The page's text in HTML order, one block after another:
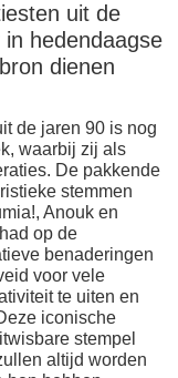
uit de
hedendaagse
dienen
de jaren 90 is nog
waarbij zij als
De pakkende
stemmen
Anouk en
op de
benaderingen
voor vele
te uiten en
iconische
stempel
altijd worden